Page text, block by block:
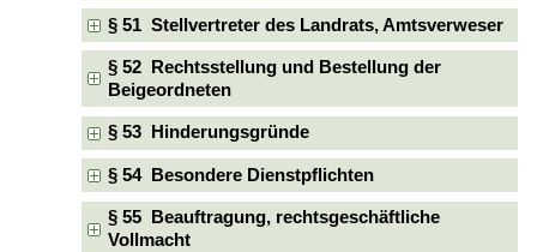
§ 51 Stellvertreter des Landrats, Amtsverweser
§ 52 Rechtsstellung und Bestellung der
Beigeordneten
§ 53 Hinderungsgründe
§ 54 Besondere Dienstpflichten
§ 55 Beauftragung, rechtsgeschäftliche
Vollmacht